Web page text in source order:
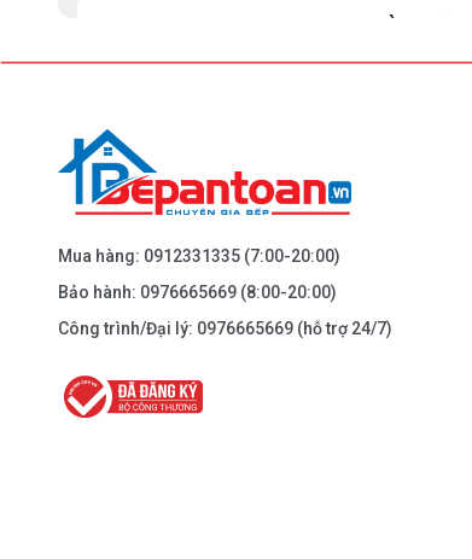
BEPANTOAN.VN - ĐẠI LA - HAI BÀ TRƯNG -
Dẫn đường
BEPANTOAN.VN - NGUYỄN TRÃI - THANH
Dẫn đường
Mua hàng: 0912331335 (7:00-20:00)
Bảo hành: 0976665669 (8:00-20:00)
Công trình/Đại lý: 0976665669 (hỗ trợ 24/7)